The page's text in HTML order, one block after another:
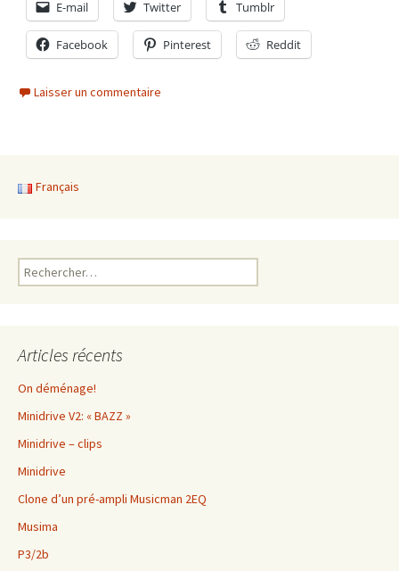
E-mail Twitter Tumblr
Facebook Pinterest Reddit
Laisser un commentaire
Français
Rechercher :
Articles récents
On déménage!
Minidrive V2: « BAZZ »
Minidrive – clips
Minidrive
Clone d’un pré-ampli Musicman 2EQ
Musima
P3/2b